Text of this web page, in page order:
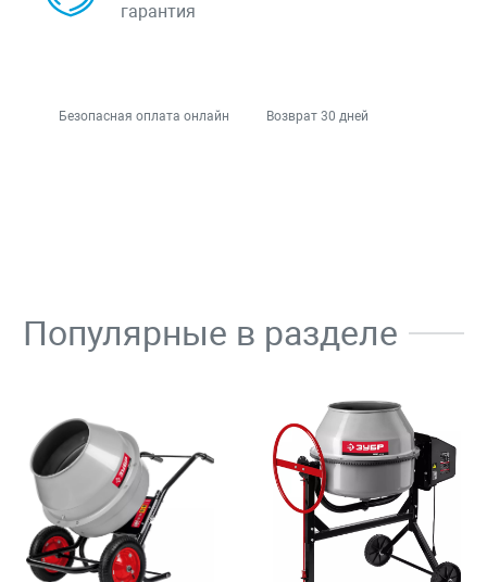
гарантия
Безопасная оплата онлайн Возврат 30 дней
Популярные в разделе